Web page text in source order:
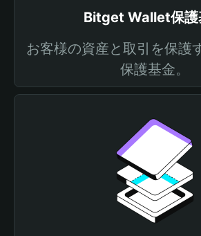
Bitget Wallet保護
お客様の資産と取引を保護
保護基金。